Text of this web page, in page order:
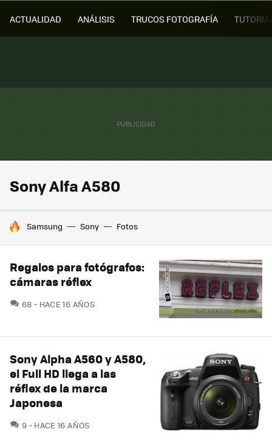
ACTUALIDAD ANÁLISIS TRUCOS FOTOGRAFÍA
Sony Alfa A580
HOY SE HABLA DE
Samsung Sony Fotos
Regalos para fotógrafos:
cámaras réflex
68 COMENTARIOS
HACE 16 AÑOS
Sony Alpha A560 y A580,
el Full HD llega a las
réflex de la marca
Japonesa
9 COMENTARIOS
HACE 16 AÑOS